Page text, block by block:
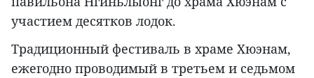
участием десятков лодок.
Традиционный фестиваль в храме Хюэнам,
ежегодно проводимый в третьем и седьмом